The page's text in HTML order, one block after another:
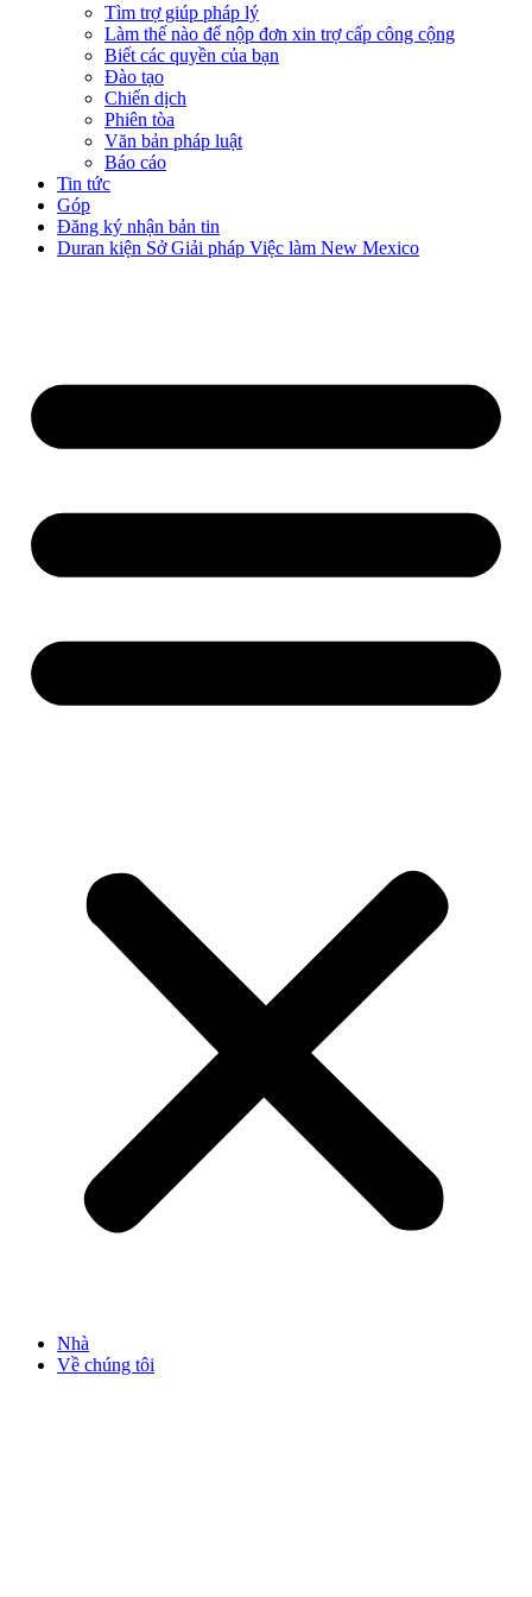
Tìm trợ giúp pháp lý
Làm thế nào để nộp đơn xin trợ cấp công cộng
Biết các quyền của bạn
Đào tạo
Chiến dịch
Phiên tòa
Văn bản pháp luật
Báo cáo
Tin tức
Góp
Đăng ký nhận bản tin
Duran kiện Sở Giải pháp Việc làm New Mexico
Nhà
Về chúng tôi